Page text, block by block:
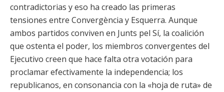
contradictorias y eso ha creado las primeras
tensiones entre Convergència y Esquerra. Aunque
ambos partidos conviven en Junts pel Sí, la coalición
que ostenta el poder, los miembros convergentes del
Ejecutivo creen que hace falta otra votación para
proclamar efectivamente la independencia; los
republicanos, en consonancia con la «hoja de ruta» de